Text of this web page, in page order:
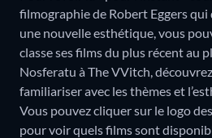
filmographie de Robert Eggers qui
une nouvelle esthétique, vous
classe ses films du plus récent au
Nosferatu à The VVitch,
familiariser avec les thèmes et
Vous pouvez cliquer sur le logo
pour voir quels films sont